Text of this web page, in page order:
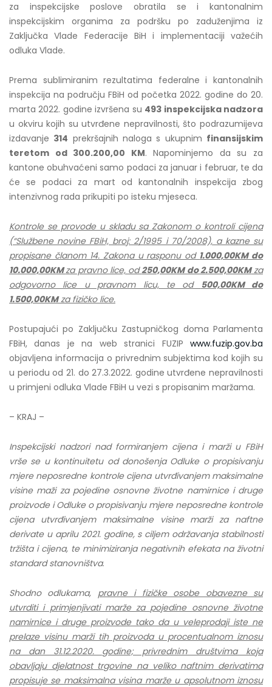
za inspekcijske poslove obratila se i kantonalnim
inspekcijskim organima za podršku po zaduženjima iz
Zaključka Vlade Federacije BiH i implementaciji važećih
odluka Vlade.
Prema sublimiranim rezultatima federalne i kantonalnih
inspekcija na području FBiH od početka 2022. godine do 20.
marta 2022. godine izvršena su 493 inspekcijska nadzora
u okviru kojih su utvrđene nepravilnosti, što podrazumijeva
izdavanje 314 prekršajnih naloga s ukupnim finansijskim
teretom od 300.200,00 KM. Napominjemo da su za
kantone obuhvaćeni samo podaci za januar i februar, te da
će se podaci za mart od kantonalnih inspekcija zbog
intenzivnog rada prikupiti po isteku mjeseca.
Kontrole se provode u skladu sa Zakonom o kontroli cijena
(“Službene novine FBiH, broj: 2/1995 i 70/2008), a kazne su
propisane članom 14. Zakona u rasponu od 1.000,00KM do
10.000,00KMza pravno lice, od250,00KM do 2.500,00KMza
odgovorno lice u pravnom licu, te od
500,00KM do
1.500,00KMza fizičko lice.
Postupajući po Zaključku Zastupničkog doma Parlamenta
FBiH, danas je na web stranici FUZIP www.fuzip.gov.ba
objavljena informacija o privrednim subjektima kod kojih su
u periodu od 21. do 27.3.2022. godine utvrđene nepravilnosti
u primjeni odluka Vlade FBiH u vezi s propisanim maržama.
– KRAJ –
Inspekcijski nadzori nad formiranjem cijena i marži u FBiH
vrše se u kontinuitetu od donošenja Odluke o propisivanju
mjere neposredne kontrole cijena utvrđivanjem maksimalne
visine maži za pojedine osnovne životne namirnice i druge
proizvode i Odluke o propisivanju mjere neposredne kontrole
cijena utvrđivanjem maksimalne visine marži za naftne
derivate u aprilu 2021. godine, s ciljem održavanja stabilnosti
tržišta i cijena, te minimiziranja negativnih efekata na životni
standard stanovništva.
Shodno odlukama, pravne i fizičke osobe obavezne su
utvrditi i primjenjivati marže za pojedine osnovne životne
namirnice i druge proizvode tako da u veleprodaji iste ne
prelaze visinu marži tih proizvoda u procentualnom iznosu
na dan 31.12.2020. godine; privrednim društvima koja
obavljaju djelatnost trgovine na veliko naftnim derivatima
propisuje se maksimalna visina marže u apsolutnom iznosu